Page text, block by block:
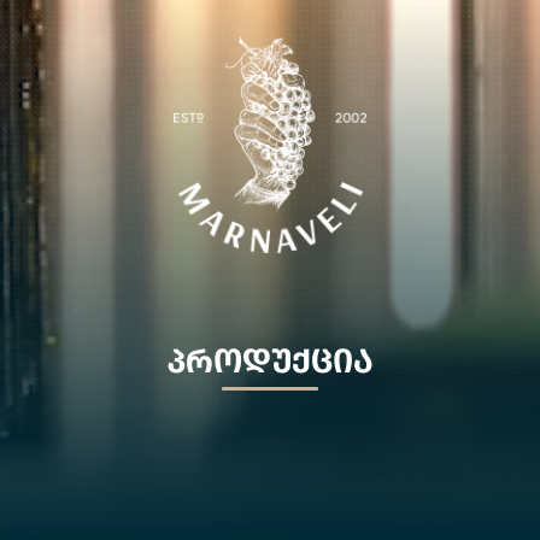
ᲞᲠᲝᲓᲣᲥᲪᲘᲐ